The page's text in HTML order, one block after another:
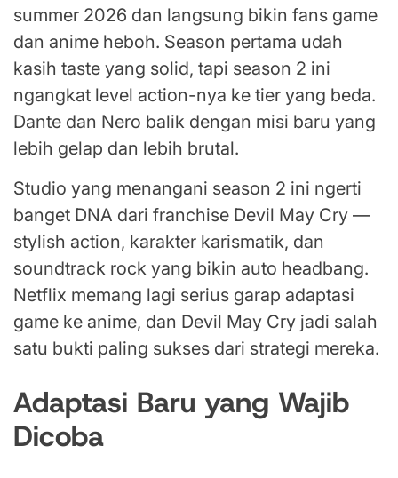
summer 2026 dan langsung bikin fans game
dan anime heboh. Season pertama udah
kasih taste yang solid, tapi season 2 ini
ngangkat level action-nya ke tier yang beda.
Dante dan Nero balik dengan misi baru yang
lebih gelap dan lebih brutal.
Studio yang menangani season 2 ini ngerti
banget DNA dari franchise Devil May Cry —
stylish action, karakter karismatik, dan
soundtrack rock yang bikin auto headbang.
Netflix memang lagi serius garap adaptasi
game ke anime, dan Devil May Cry jadi salah
satu bukti paling sukses dari strategi mereka.
Adaptasi Baru yang Wajib
Dicoba